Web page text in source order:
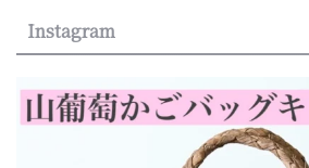
Instagram